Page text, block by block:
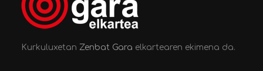
KurkuluxetanZenbat Gara elkartearen ekimena da.